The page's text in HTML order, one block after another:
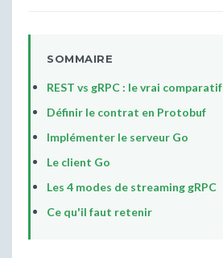
SOMMAIRE
REST vs gRPC : le vrai comparatif
Définir le contrat en Protobuf
Implémenter le serveur Go
Le client Go
Les 4 modes de streaming gRPC
Ce qu'il faut retenir